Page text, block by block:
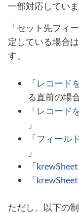
一部対応していま
「セット先フィ
定している場合
す。
「レコード
る直前の場
「レコード
」
「フィール
」
「
「
ただし、以下の